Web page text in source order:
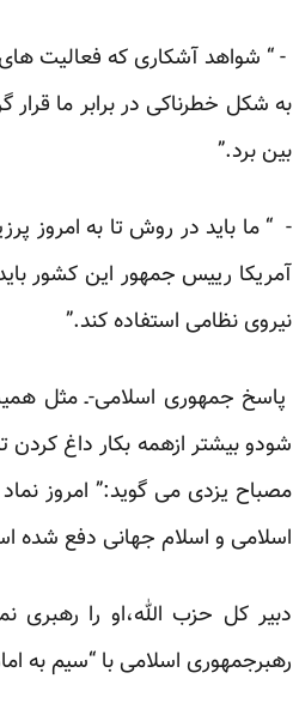
- “ شواهد آشکاری که فعالیت های
به شکل خطرناکی در برابر ما قرار
بین برد.”
- “ ما باید در روش تا به امروز
آمریکا رییس جمهور این کشور
نیروی نظامی استفاده کند.”
پاسخ جمهوری اسلامی-ـ مثل
شودو بیشتر ازهمه بکار داغ
مصباح یزدی می گوید:” امروز
اسلامی و اسلام جهانی دفع شده
دبیر کل حزب الله،او را
رهبرجمهوری اسلامی با “سیم به